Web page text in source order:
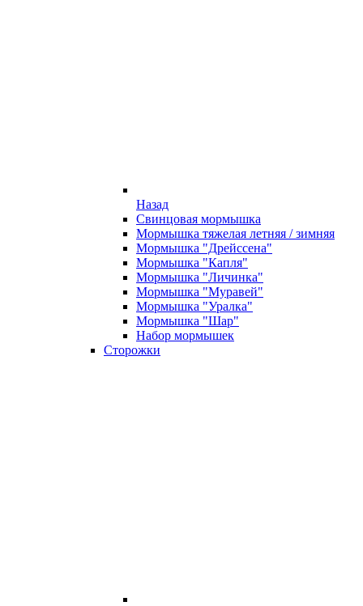
Назад
Свинцовая мормышка
Мормышка тяжелая летняя / зимняя
Мормышка "Дрейссена"
Мормышка "Капля"
Мормышка "Личинка"
Мормышка "Муравей"
Мормышка "Уралка"
Мормышка "Шар"
Набор мормышек
Сторожки